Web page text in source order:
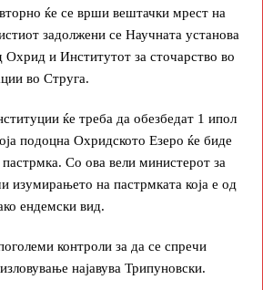
ќе се врши вештачки мрест на
задолжени се Научната установа
и Институтот за сточарство во
во Струга.
ќе треба да обезбедат 1 ипол
подоцна Охридското Езеро ќе биде
Со ова вели министерот за
изумирањето на пастрмката која е од
ендемски вид.
контроли за да се спречи
најавува Трипуновски.